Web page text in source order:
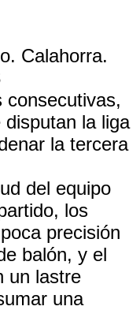
Calahorra.
consecutivas,
la liga
la tercera
del equipo
los
precisión
balón, y el
un lastre
una